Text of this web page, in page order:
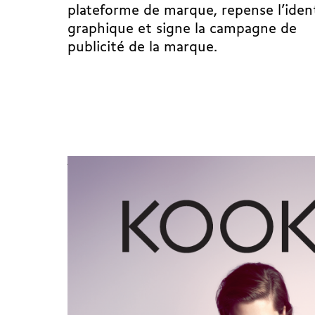
plateforme de marque, repense
graphique et signe la campagne de
publicité de la marque.